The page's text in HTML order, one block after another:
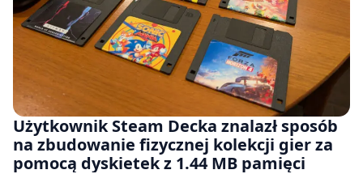
Użytkownik Steam Decka znalazł sposób
na zbudowanie fizycznej kolekcji gier za
pomocą dyskietek z 1.44 MB pamięci